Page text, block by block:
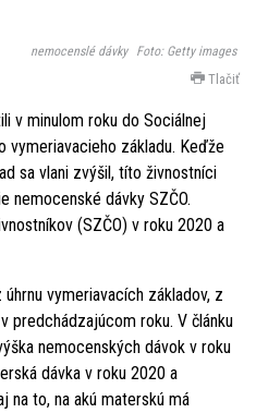
nemocenslé dávky Foto: Getty images
Tlačiť
v minulom roku do Sociálnej
vymeriavacieho základu. Keďže
sa vlani zvýšil, títo živnostníci
nemocenské dávky SZČO.
(SZČO) v roku 2020 a
vymeriavacích základov, z
predchádzajúcom roku. V článku
nemocenských dávok v roku
dávka v roku 2020 a
na to, na akú materskú má